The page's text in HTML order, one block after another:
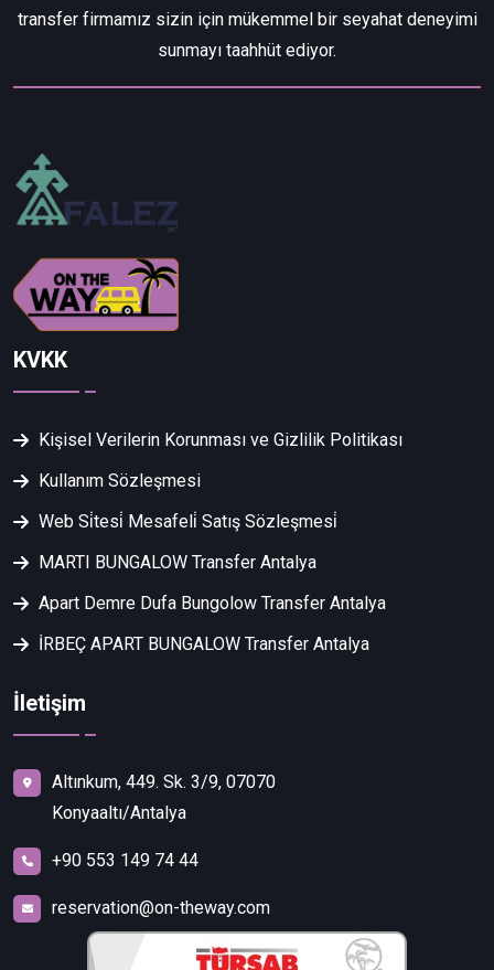
transfer firmamız sizin için mükemmel bir seyahat deneyimi
sunmayı taahhüt ediyor.
KVKK
Kişisel Verilerin Korunması ve Gizlilik Politikası
Kullanım Sözleşmesi
Web Si̇tesi̇ Mesafeli̇ Satış Sözleşmesi̇
MARTI BUNGALOW Transfer Antalya
Apart Demre Dufa Bungolow Transfer Antalya
İRBEÇ APART BUNGALOW Transfer Antalya
İletişim
Altınkum, 449. Sk. 3/9, 07070
Konyaaltı/Antalya
+90 553 149 74 44
reservation@on-theway.com